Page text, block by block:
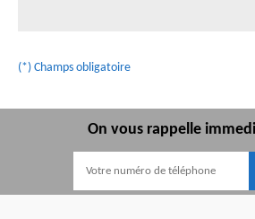
(*) Champs obligatoire
On vous rappelle